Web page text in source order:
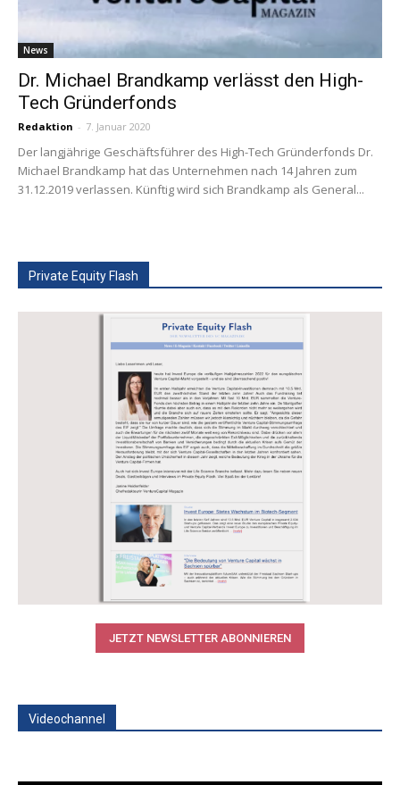
News
Dr. Michael Brandkamp verlässt den High-
Tech Gründerfonds
Redaktion - 7. Januar 2020
Der langjährige Geschäftsführer des High-Tech Gründerfonds Dr.
Michael Brandkamp hat das Unternehmen nach 14 Jahren zum
31.12.2019 verlassen. Künftig wird sich Brandkamp als General...
Private Equity Flash
JETZT NEWSLETTER ABONNIEREN
Videochannel